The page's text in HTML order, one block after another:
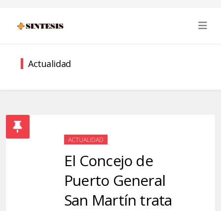
Actualidad
ACTUALIDAD
El Concejo de
Puerto General
San Martín trata